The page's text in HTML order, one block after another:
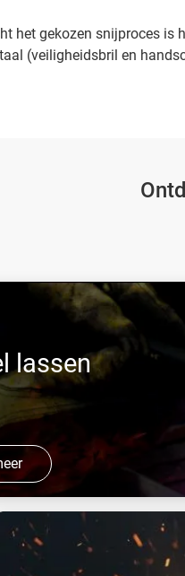
het gekozen snijproces is
(veiligheidsbril en
lassen
en diensten ontwikkeld voor
snijden, en verwarmen)